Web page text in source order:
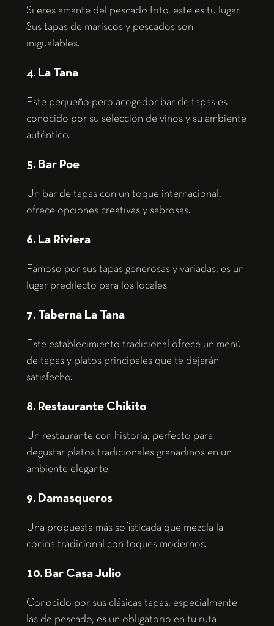
Si eres amante del pescado frito, este es tu lugar.
Sus tapas de mariscos y pescados son
inigualables.
4. La Tana
Este pequeño pero acogedor bar de tapas es
conocido por su selección de vinos y su ambiente
auténtico.
5. Bar Poe
Un bar de tapas con un toque internacional,
ofrece opciones creativas y sabrosas.
6. La Riviera
Famoso por sus tapas generosas y variadas, es un
lugar predilecto para los locales.
7. Taberna La Tana
Este establecimiento tradicional ofrece un menú
de tapas y platos principales que te dejarán
satisfecho.
8. Restaurante Chikito
Un restaurante con historia, perfecto para
degustar platos tradicionales granadinos en un
ambiente elegante.
9. Damasqueros
Una propuesta más sofisticada que mezcla la
cocina tradicional con toques modernos.
10. Bar Casa Julio
Conocido por sus clásicas tapas, especialmente
las de pescado, es un obligatorio en tu ruta